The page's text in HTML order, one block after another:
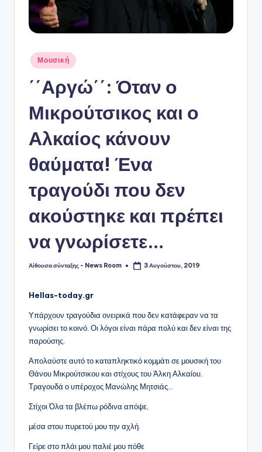
Αναρτήθηκε
σε
Μουσική
΄΄Αργώ΄΄: Όταν ο
Μικρούτσικος και ο
Αλκαίος κάνουν
θαύματα! Ένα
τραγούδι που δεν
ακούστηκε και πρέπει
να γνωρίσετε…
Συγγραφέας:
Αίθουσα σύνταξης - News Room 3 Αυγούστου, 2019
Hellas-today.gr
Υπάρχουν τραγούδια ονειρικά που δεν κατάφεραν να τα
γνωρίσει το κοινό. Οι λόγοι είναι πάρα πολύ και δεν είναι της
παρούσης.
Απολαύστε αυτό το καταπληκτικό κομμάτι σε μουσική του
Θάνου Μικρούτσικου και στίχους του Άλκη Αλκαίου.
Τραγουδά ο υπέροχος Μανώλης Μητσιάς…
Στίχοι Όλα τα βλέπω ρόδινα απόψε,
μέσα στου πυρετού μου την αχλή.
Γείρε στο πλάι μου παλιέ μου πόθε